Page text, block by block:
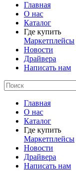
Главная
О нас
Каталог
Где купить
Маркетплейсы
Новости
Драйвера
Написать нам
Главная
О нас
Каталог
Где купить
Маркетплейсы
Новости
Драйвера
Написать нам